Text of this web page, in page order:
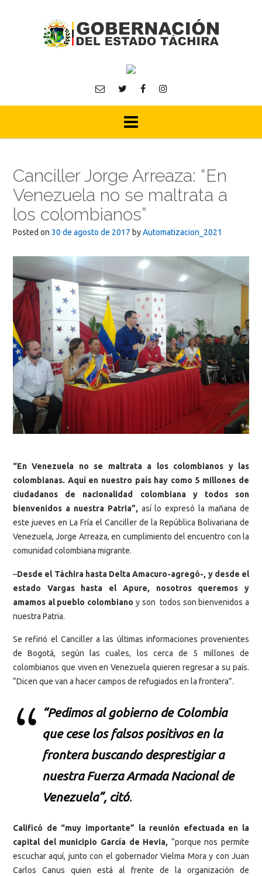
Canciller Jorge Arreaza: “En
Venezuela no se maltrata a
los colombianos”
Posted on 30 de agosto de 2017 byAutomatizacion_2021
“En Venezuela no se maltrata a los colombianos y las
colombianas. Aquí en nuestro país hay como 5 millones de
ciudadanos de nacionalidad colombiana y todos son
bienvenidos a nuestra Patria”, así lo expresó la mañana de
este jueves en La Fría el Canciller de la República Bolivariana de
Venezuela, Jorge Arreaza, en cumplimiento del encuentro con la
comunidad colombiana migrante.
–Desde el Táchira hasta Delta Amacuro-agregó-, y desde el
estado Vargas hasta el Apure, nosotros queremos y
amamos al pueblo colombiano y son todos son bienvenidos a
nuestra Patria.
Se refirió el Canciller a las últimas informaciones provenientes
de Bogotá, según las cuales, los cerca de 5 millones de
colombianos que viven en Venezuela quieren regresar a su país.
“Dicen que van a hacer campos de refugiados en la frontera”.
“Pedimos al gobierno de Colombia
que cese los falsos positivos en la
frontera buscando desprestigiar a
nuestra Fuerza Armada Nacional de
Venezuela”, citó.
Calificó de “muy importante” la reunión efectuada en la
capital del municipio García de Hevia, “porque nos permite
escuchar aquí, junto con el gobernador Vielma Mora y con Juan
Carlos Canus quien está al frente de la organización de